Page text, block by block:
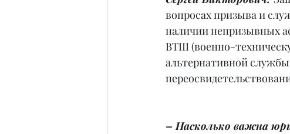
вопросах призыва и
наличии непризывных
ВТШ (военно-
альтернативной
– Насколько важна